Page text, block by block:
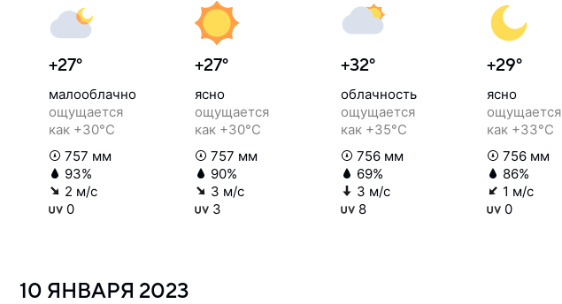
+27°
малооблачно
ощущается
как +30°C
757 мм
93%
2 м/с
0
+27°
ясно
ощущается
как +30°C
757 мм
90%
3 м/с
3
+32°
облачность
ощущается
как +35°C
756 мм
69%
3 м/с
8
+29°
ясно
ощущается
как +33°C
756 мм
86%
1 м/с
0
10 ЯНВАРЯ 2023